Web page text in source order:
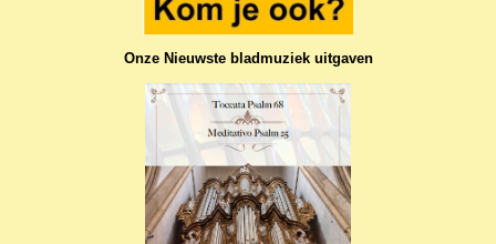
Onze Nieuwste bladmuziek uitgaven